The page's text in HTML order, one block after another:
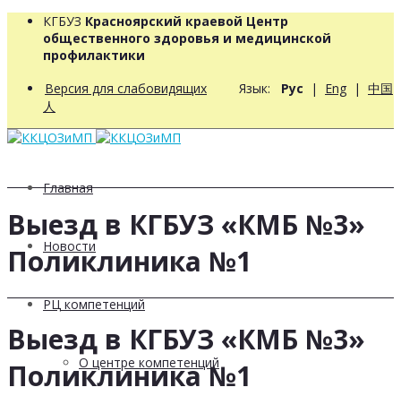
КГБУЗ Красноярский краевой Центр
общественного здоровья и медицинской
профилактики
Версия для слабовидящих Язык: Рус | Eng | 中国
人
Главная
Новости
РЦ компетенций
О центре компетенций
Выезд в КГБУЗ «КМБ №3»
Поликлиника №1
Выезд в КГБУЗ «КМБ №3»
Поликлиника №1